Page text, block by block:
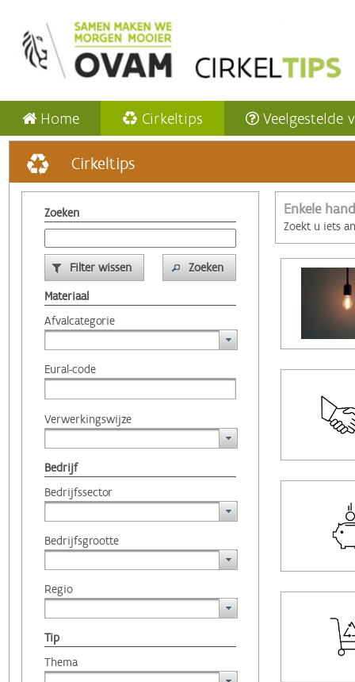
Home Cirkeltips Veelgestelde
Cirkeltips
Zoeken
Filter wissen
Zoeken
Materiaal
Afvalcategorie
Eural-code
Verwerkingswijze
Bedrijf
Bedrijfssector
Bedrijfsgrootte
Regio
Tip
Thema
Enkele
Zoekt u iets